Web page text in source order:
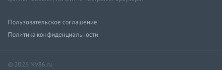
Пользовательское соглашение
Политика конфиденциальности
© 2026 NV86.ru